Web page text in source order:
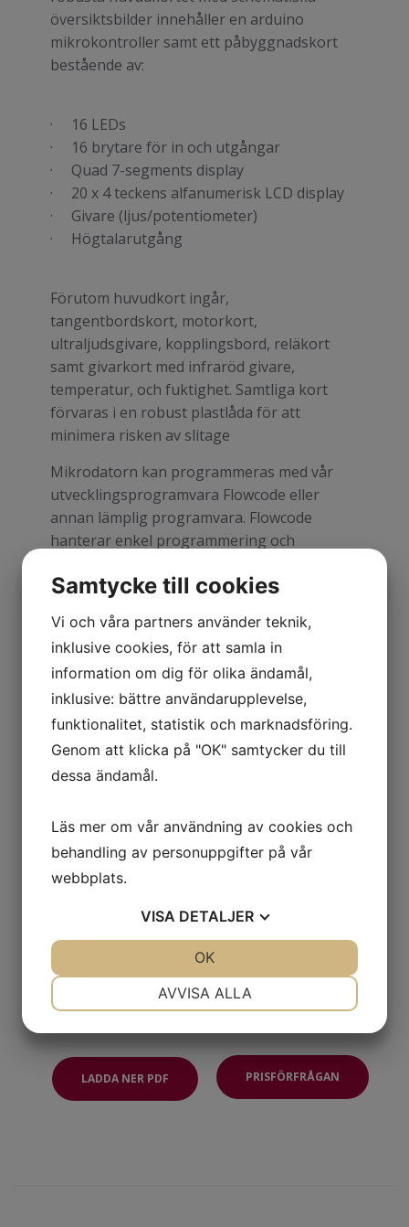
översiktsbilder innehåller en arduino
mikrokontroller samt ett påbyggnadskort
bestående av:
· 16 LEDs
· 16 brytare för in och utgångar
· Quad 7-segments display
· 20 x 4 teckens alfanumerisk LCD display
· Givare (ljus/potentiometer)
· Högtalarutgång
Förutom huvudkort ingår,
tangentbordskort, motorkort,
ultraljudsgivare, kopplingsbord, reläkort
samt givarkort med infraröd givare,
temperatur, och fuktighet. Samtliga kort
förvaras i en robust plastlåda för att
minimera risken av slitage
Mikrodatorn kan programmeras med vår
utvecklingsprogramvara Flowcode eller
annan lämplig programvara. Flowcode
hanterar enkel programmering och
pseudo kod, C eller block.
Till paketet finns kom igång manual samt
komplett läromedel som hanterar
mikrodatorteknik och programmering i
Flowcode.
Vi erbjuder även motsvarande paket för
Raspberry Pi, kontakta oss för ytterligare
information
LADDA NER PDF PRISFÖRFRÅGAN
Samtycke till cookies
Vi och våra partners använder teknik,
inklusive cookies, för att samla in
information om dig för olika ändamål,
inklusive: bättre användarupplevelse,
funktionalitet, statistik och marknadsföring.
Genom att klicka på "OK" samtycker du till
dessa ändamål.
Läs mer om vår användning av cookies och
behandling av personuppgifter på vår
webbplats.
VISA DETALJER
AVVISA ALLA
OK